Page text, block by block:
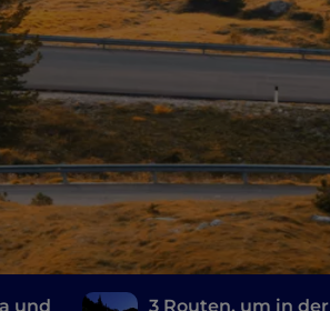
und
3 Routen, um in der